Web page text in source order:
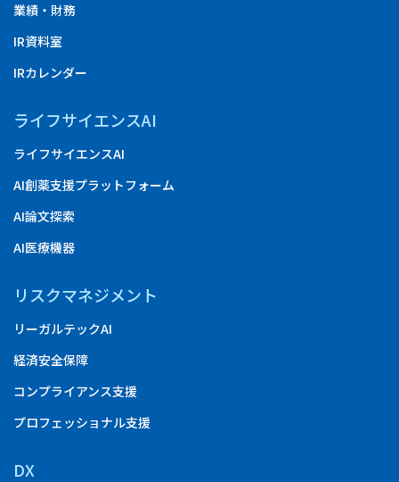
業績・財務
IR資料室
IRカレンダー
ライフサイエンスAI
ライフサイエンスAI
AI創薬支援プラットフォーム
AI論文探索
AI医療機器
リスクマネジメント
リーガルテックAI
経済安全保障
コンプライアンス支援
プロフェッショナル支援
DX